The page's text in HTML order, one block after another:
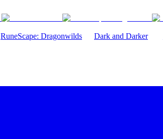
RuneScape: Dragonwilds Dark and Darker